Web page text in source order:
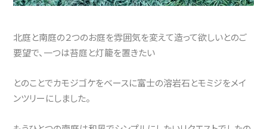
北庭と南庭の２つのお庭を雰囲気を変えて造って欲しいとのご
要望で、一つは苔庭と灯籠を置きたい
とのことでカモジゴケをベースに富士の溶岩石とモミジをメイ
ンツリーにしました。